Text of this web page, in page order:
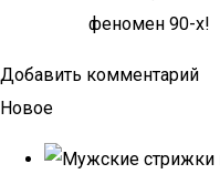
феномен 90-х!
Добавить комментарий
Новое